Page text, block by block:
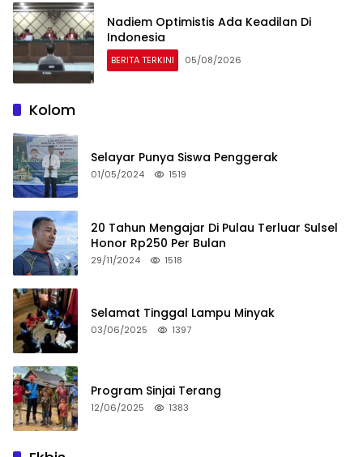
Nadiem Optimistis Ada Keadilan Di
Indonesia
BERITA TERKINI 05/08/2026
Kolom
Selayar Punya Siswa Penggerak
01/05/2024 1519
20 Tahun Mengajar Di Pulau Terluar Sulsel
Honor Rp250 Per Bulan
29/11/2024 1518
Selamat Tinggal Lampu Minyak
03/06/2025 1397
Program Sinjai Terang
12/06/2025 1383